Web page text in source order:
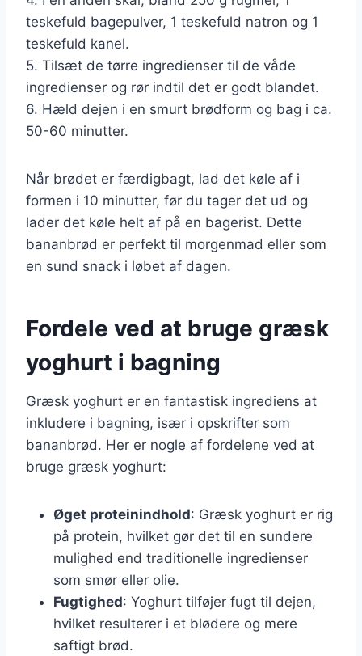
teskefuld bagepulver, 1 teskefuld natron og 1
teskefuld kanel.
5. Tilsæt de tørre ingredienser til de våde
ingredienser og rør indtil det er godt blandet.
6. Hæld dejen i en smurt brødform og bag i ca.
50-60 minutter.
Når brødet er færdigbagt, lad det køle af i
formen i 10 minutter, før du tager det ud og
lader det køle helt af på en bagerist. Dette
bananbrød er perfekt til morgenmad eller som
en sund snack i løbet af dagen.
Fordele ved at bruge græsk
yoghurt i bagning
Græsk yoghurt er en fantastisk ingrediens at
inkludere i bagning, især i opskrifter som
bananbrød. Her er nogle af fordelene ved at
bruge græsk yoghurt:
Øget proteinindhold: Græsk yoghurt er rig
på protein, hvilket gør det til en sundere
mulighed end traditionelle ingredienser
som smør eller olie.
Fugtighed: Yoghurt tilføjer fugt til dejen,
hvilket resulterer i et blødere og mere
saftigt brød.